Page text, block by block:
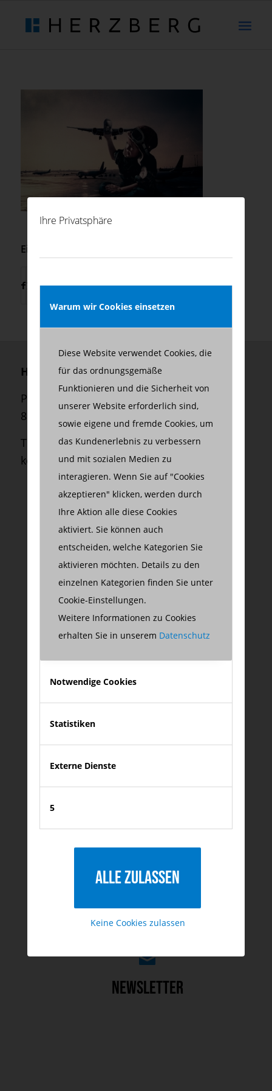
Ihre Privatsphäre
Warum wir Cookies einsetzen
Diese Website verwendet Cookies, die
für das ordnungsgemäße
Funktionieren und die Sicherheit von
unserer Website erforderlich sind,
sowie eigene und fremde Cookies, um
das Kundenerlebnis zu verbessern
und mit sozialen Medien zu
interagieren. Wenn Sie auf "Cookies
akzeptieren" klicken, werden durch
Ihre Aktion alle diese Cookies
aktiviert. Sie können auch
entscheiden, welche Kategorien Sie
aktivieren möchten. Details zu den
einzelnen Kategorien finden Sie unter
Cookie-Einstellungen.
Weitere Informationen zu Cookies
erhalten Sie in unserem Datenschutz
Notwendige Cookies
Statistiken
Externe Dienste
5
Alle zulassen
Keine Cookies zulassen
Eintrag teilen
Herzberg Consulting GmbH
Palmstraße 2
80469 München
Telefon:+49 (0) 89 550 699 45
kontakt@herzberg-consulting.com
XING
zu meinem XING-Profil
Kontakt
Newsletter